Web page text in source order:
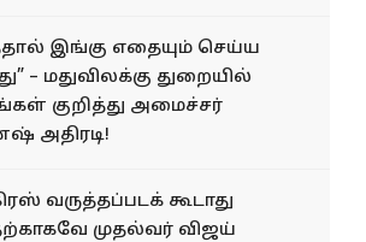
இங்கு எதையும் செய்ய
– மதுவிலக்கு துறையில்
குறித்து அமைச்சர்
அதிரடி!
வருத்தப்படக் கூடாது
முதல்வர் விஜய்